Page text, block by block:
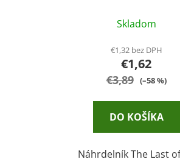
Skladom
€1,32 bez DPH
€1,62
€3,89 (–58 %)
DO KOŠÍKA
Náhrdelník The Last